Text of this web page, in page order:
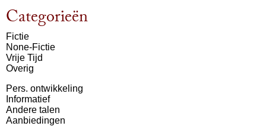
Categorieën
Fictie
None-Fictie
Vrije Tijd
Overig
Pers. ontwikkeling
Informatief
Andere talen
Aanbiedingen